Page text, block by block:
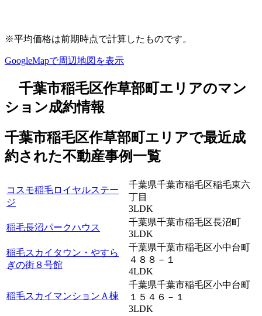
※平均価格は前期時点で計算したものです。
GoogleMapで周辺地図を表示
千葉市稲毛区作草部町エリアのマン
ション成約情報
千葉市稲毛区作草部町エリアで最近成
約された不動産事例一覧
コスモ稲毛ロイヤルステー
ジ
千葉県千葉市稲毛区稲毛東六
丁目
3LDK
稲毛長沼パークハウス
千葉県千葉市稲毛区長沼町
3LDK
稲毛スカイタウン・やすら
ぎの街８号館
千葉県千葉市稲毛区小中台町
４８８－１
4LDK
稲毛スカイマンションＡ棟
千葉県千葉市稲毛区小中台町
１５４６－１
3LDK